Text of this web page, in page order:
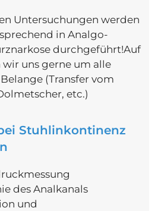
Untersuchungen werden
in Analgo-
durchgeführt!Auf
uns gerne um alle
(Transfer vom
etc.)
Stuhlinkontinenz
des Analkanals
und